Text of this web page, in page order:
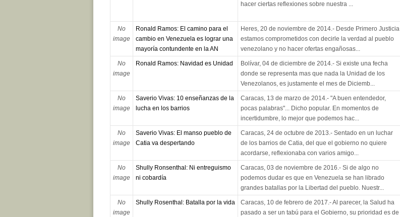
hacer ciertas reflexiones sobre nuestra ...
No
image
Ronald Ramos: El camino para el
cambio en Venezuela es lograr una
mayoría contundente en la AN
Heres, 20 de noviembre de 2014.- Desde Primero Justicia
estamos comprometidos con decirle la verdad al pueblo
venezolano y no hacer ofertas engañosas...
No
image
Ronald Ramos: Navidad es Unidad
Bolívar, 04 de diciembre de 2014.- Si existe una fecha
donde se representa mas que nada la Unidad de los
Venezolanos, es justamente el mes de Diciemb...
No
image
Saverio Vivas: 10 enseñanzas de la
lucha en los barrios
Caracas, 13 de marzo de 2014.- "A buen entendedor,
pocas palabras"... Dicho popular. En momentos de
incertidumbre, lo mejor que podemos hac...
No
image
Saverio Vivas: El manso pueblo de
Catia va despertando
Caracas, 24 de octubre de 2013.- Sentado en un luchar
de los barrios de Catia, del que el gobierno no quiere
acordarse, reflexionaba con varios amigo...
No
image
Shully Ronsenthal: Ni entreguismo
ni cobardía
Caracas, 03 de noviembre de 2016.- Si de algo no
podemos dudar es que en Venezuela se han librado
grandes batallas por la Libertad del pueblo. Nuestr...
No
image
Shully Rosenthal: Batalla por la vida
Caracas, 10 de febrero de 2017.- Al parecer, la Salud ha
pasado a ser un tabú para el Gobierno, su prioridad es de